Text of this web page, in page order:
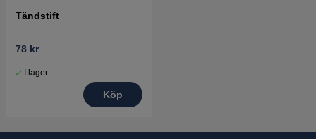
Tändstift
78 kr
I lager
Köp